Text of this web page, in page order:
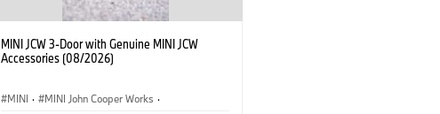
MINI JCW 3-Door with Genuine MINI JCW
Accessories (08/2026)
MINI · MINI John Cooper Works ·